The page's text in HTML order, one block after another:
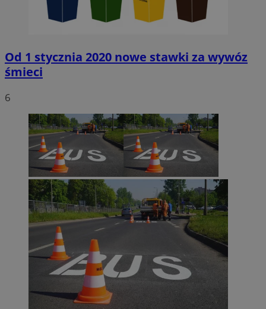
Od 1 stycznia 2020 nowe stawki za wywóz
śmieci
6
Google Privacy Policy